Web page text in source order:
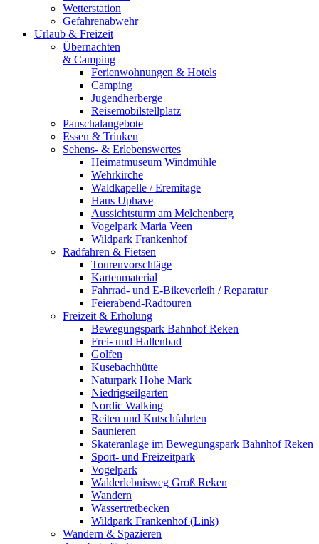
Wetterstation
Gefahrenabwehr
Urlaub & Freizeit
Übernachten
& Camping
Ferienwohnungen & Hotels
Camping
Jugendherberge
Reisemobilstellplatz
Pauschalangebote
Essen & Trinken
Sehens- & Erlebenswertes
Heimatmuseum Windmühle
Wehrkirche
Waldkapelle / Eremitage
Haus Uphave
Aussichtsturm am Melchenberg
Vogelpark Maria Veen
Wildpark Frankenhof
Radfahren & Fietsen
Tourenvorschläge
Kartenmaterial
Fahrrad- und E-Bikeverleih / Reparatur
Feierabend-Radtouren
Freizeit & Erholung
Bewegungspark Bahnhof Reken
Frei- und Hallenbad
Golfen
Kusebachhütte
Naturpark Hohe Mark
Niedrigseilgarten
Nordic Walking
Reiten und Kutschfahrten
Saunieren
Skateranlage im Bewegungspark Bahnhof Reken
Sport- und Freizeitpark
Vogelpark
Walderlebnisweg Groß Reken
Wandern
Wassertretbecken
Wildpark Frankenhof (Link)
Wandern & Spazieren